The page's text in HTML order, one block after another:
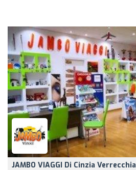
JAMBO VIAGGI Di Cinzia Verrecchia